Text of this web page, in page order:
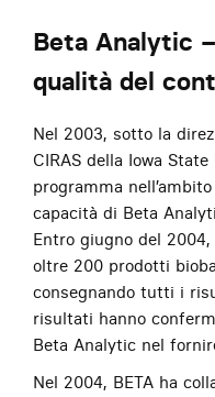
Beta Analytic
qualità del
Nel 2003, sotto la
CIRAS della Iowa
programma
capacità di Beta
Entro giugno del
oltre 200 prodotti
consegnando tutti i
risultati hanno
Beta Analytic nel
Nel 2004, BETA ha